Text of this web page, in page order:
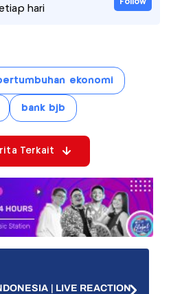
hari
Follow
ekonomi
bank bjb
Terkait
| LIVE REACTION